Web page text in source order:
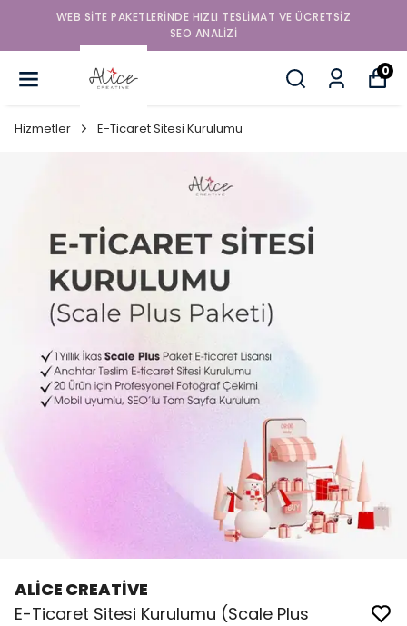
WEB SITE PAKETLERINDE HIZLI TESLIMAT VE ÜCRETSIZ
SEO ANALIZI
0
Hizmetler E-Ticaret Sitesi Kurulumu
ALİCE CREATİVE
E-Ticaret Sitesi Kurulumu (Scale Plus